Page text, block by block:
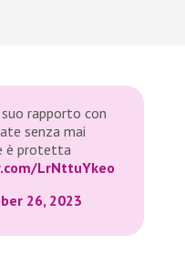
rapporto con
senza mai
è protetta
LrNttuYkeo
26, 2023